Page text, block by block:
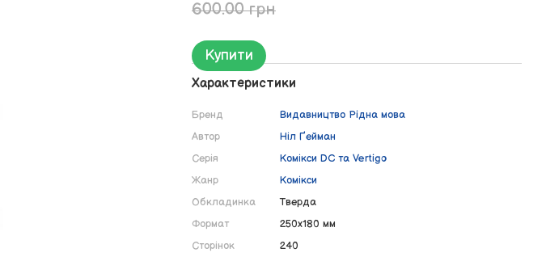
600.00 грн
Купити
Характеристики
Бренд
Видавництво Рiдна мова
Автор
Ніл Ґейман
Серія
Комікси DC та Vertigo
Жанр
Комікси
Обкладинка
Тверда
Формат
250х180 мм
Сторінок
240